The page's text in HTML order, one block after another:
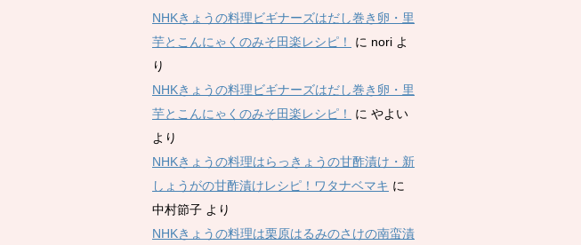
NHKきょうの料理ビギナーズはだし巻き卵・里
芋とこんにゃくのみそ田楽レシピ！
に nori よ
り
NHKきょうの料理ビギナーズはだし巻き卵・里
芋とこんにゃくのみそ田楽レシピ！
に やよい
より
NHKきょうの料理はらっきょうの甘酢漬け・新
しょうがの甘酢漬けレシピ！ワタナベマキ に
中村節子 より
NHKきょうの料理は栗原はるみのさけの南蛮漬